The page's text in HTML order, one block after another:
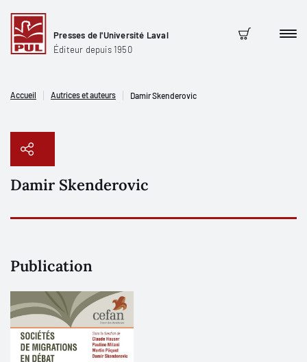
Presses de l'Université Laval
Éditeur depuis 1950
Panier
Accueil Autrices et auteurs Damir Skenderovic
Damir Skenderovic
Publication